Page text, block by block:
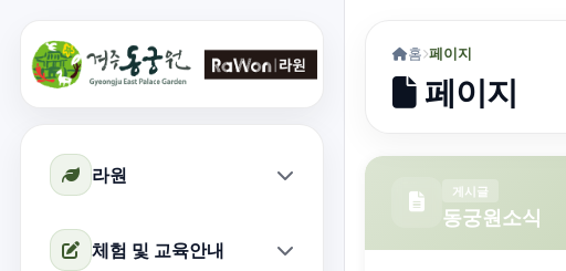
라원
체험 및 교육안내
홈 페이지
페이지
게시글
동궁원소식